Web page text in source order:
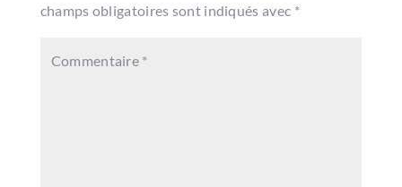
champs obligatoires sont indiqués avec *